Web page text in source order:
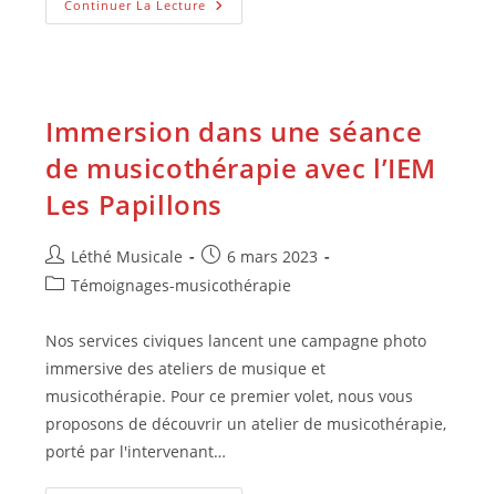
Continuer La Lecture Pourquoi
Suis-
Je
Pas
Toi?
Immersion dans une séance
de musicothérapie avec l’IEM
Les Papillons
Auteur/autrice
de
Léthé Musicale
Publication
publiée :
6 mars 2023
PostTémoignages-musicothérapie
Nos services civiques lancent une campagne photo
immersive des ateliers de musique et
musicothérapie. Pour ce premier volet, nous vous
proposons de découvrir un atelier de musicothérapie,
porté par l'intervenant…